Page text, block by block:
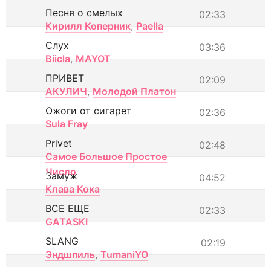
02:33
Песня о смелых
Кирилл Коперник, Paella
03:36
Слух
Biicla, MAYOT
02:09
ПРИВЕТ
АКУЛИЧ, Молодой Платон
02:36
Ожоги от сигарет
Sula Fray
02:48
Privet
Самое Большое Простое
Число
04:52
Замуж
Клава Кока
02:33
ВСЕ ЕЩЕ
GATASKI
02:19
SLANG
Эндшпиль, TumaniYO